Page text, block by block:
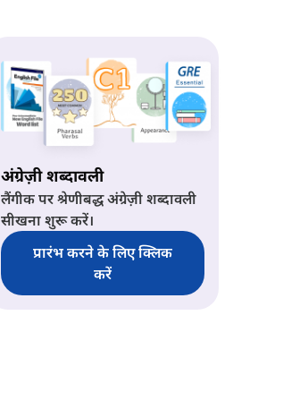
अंग्रेज़ी शब्दावली
लैंगीक पर श्रेणीबद्ध अंग्रेज़ी शब्दावली
सीखना शुरू करें।
प्रारंभ करने के लिए क्लिक
करें